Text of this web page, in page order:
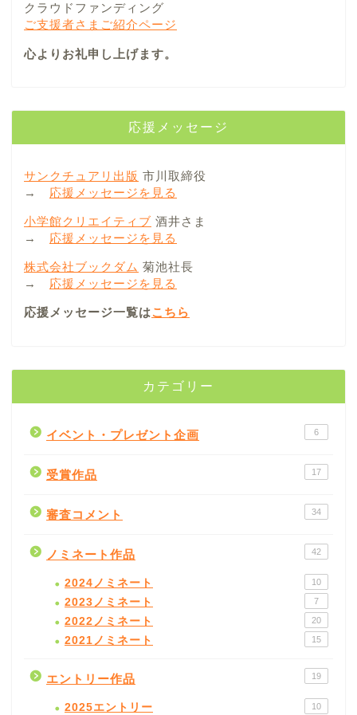
クラウドファンディング
ご支援者さまご紹介ページ
心よりお礼申し上げます。
応援メッセージ
サンクチュアリ出版 市川取締役
→ 応援メッセージを見る
小学館クリエイティブ 酒井さま
→ 応援メッセージを見る
株式会社ブックダム 菊池社長
→ 応援メッセージを見る
応援メッセージ一覧はこちら
カテゴリー
イベント・プレゼント企画 6
受賞作品 17
審査コメント 34
ノミネート作品 42
2024ノミネート 10
2023ノミネート 7
2022ノミネート 20
2021ノミネート 15
エントリー作品 19
2025エントリー 10